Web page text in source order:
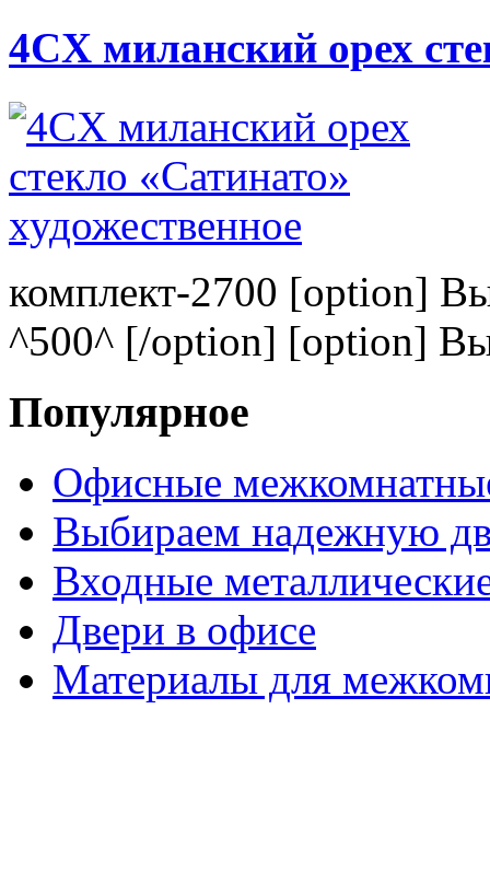
4CХ миланский орех
комплект-2700 [option]
^500^ [/option] [option]
Популярное
Офисные
Выбираем надежную
Входные
Двери в офисе
Материалы для